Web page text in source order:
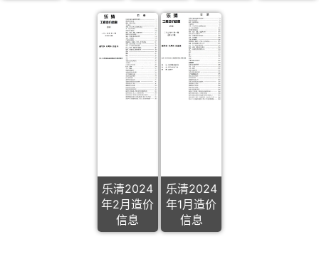
乐清2024
年2月造价
信息
乐清2024
年1月造价
信息